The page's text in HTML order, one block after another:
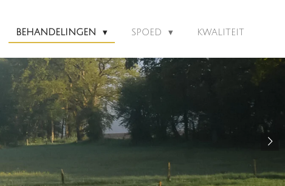
BEHANDELINGEN SPOED KWALITEIT